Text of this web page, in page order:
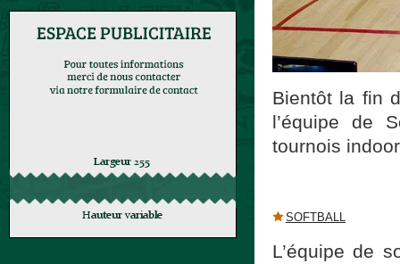
Bientôt la fin
l’équipe de
tournois
SOFTBALL
L’équipe de